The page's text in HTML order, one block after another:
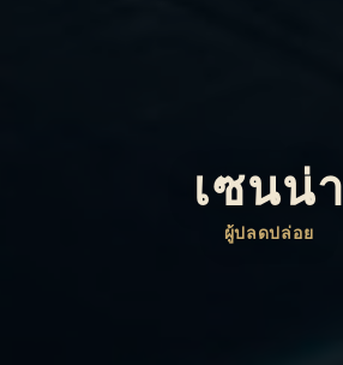
เซนน่า
ผู้ปลดปล่อย